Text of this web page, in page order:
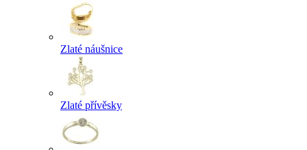
Zlaté náušnice
Zlaté přívěsky